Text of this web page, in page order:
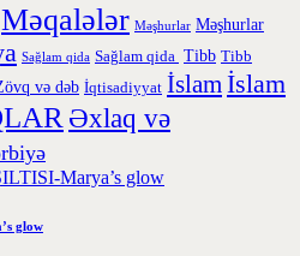
Məqalələr Məşhurlar Məşhurlar
Sağlam qida Sağlam qida Tibb Tibb
və dəb İqtisadiyyat İslam İslam
Əxlaq və
glow